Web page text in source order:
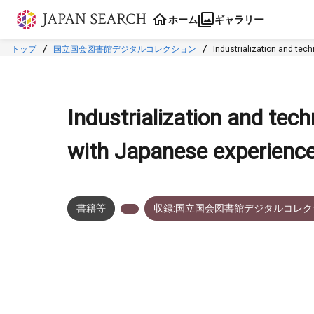
本文に飛ぶ
ホーム ギャラリー
トップ 国立国会図書館デジタルコレクション Industrialization and
Industrialization and
with Japanese
書籍等 収録:国立国会図書館デジタルコレ